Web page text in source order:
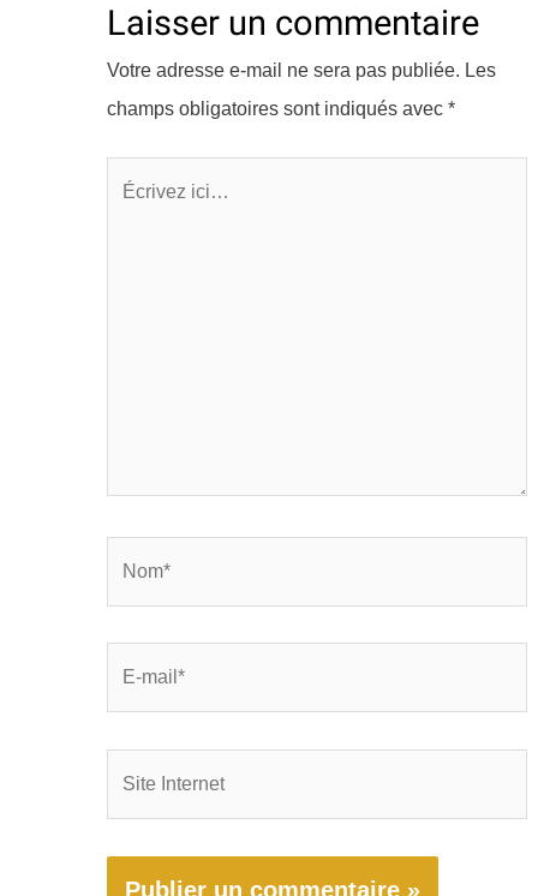
Laisser un commentaire
Votre adresse e-mail ne sera pas publiée. Les
champs obligatoires sont indiqués avec *